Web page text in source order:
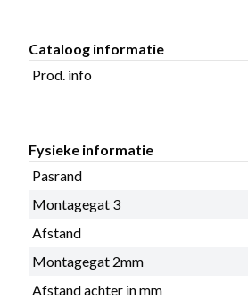
Cataloog informatie
Prod. info
Fysieke informatie
Pasrand
Montagegat 3
Afstand
Montagegat 2mm
Afstand achter in mm